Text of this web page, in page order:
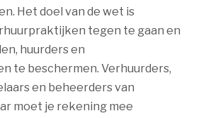
Het doel van de wet is
tegen te gaan en
huurders en
te beschermen. Verhuurders,
en beheerders van
moet je rekening mee